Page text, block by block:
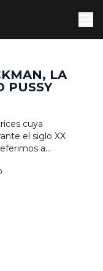
LA
PUSSY
cuya
el siglo XX
a
su